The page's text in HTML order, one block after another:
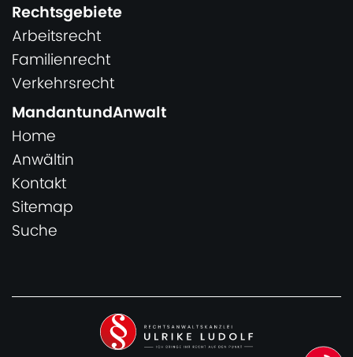
Rechtsgebiete
Arbeitsrecht
Familienrecht
Verkehrsrecht
MandantundAnwalt
Home
Anwältin
Kontakt
Sitemap
Suche